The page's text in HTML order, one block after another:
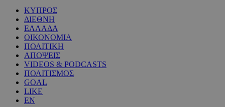
ΚΥΠΡΟΣ
ΔΙΕΘΝΗ
ΕΛΛΑΔΑ
ΟΙΚΟΝΟΜΙΑ
ΠΟΛΙΤΙΚΗ
ΑΠΟΨΕΙΣ
VIDEOS & PODCASTS
ΠΟΛΙΤΙΣΜΟΣ
GOAL
LIKE
EN